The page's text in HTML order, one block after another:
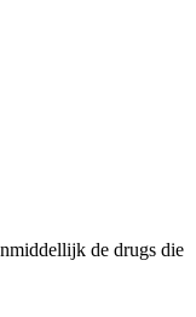
de drugs die